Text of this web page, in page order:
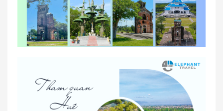
So sánh thuê xe tự lái và thuê xe có tài xế tại Huế
Nhà Xe Con Voi – Dịch Vụ Cho Thuê Xe Từ Huế,
Sân Bay Phú Bài Đi Thánh Địa La Vang